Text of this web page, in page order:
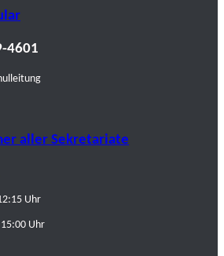
4601
aller Sekretariate
Uhr
Uhr